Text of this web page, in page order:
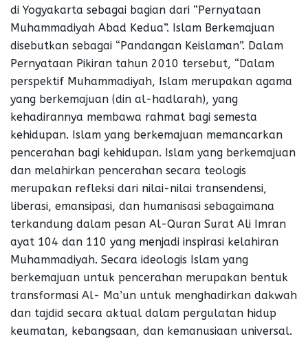
di Yogyakarta sebagai bagian dari “Pernyataan
Muhammadiyah Abad Kedua”. Islam Berkemajuan
disebutkan sebagai “Pandangan Keislaman”. Dalam
Pernyataan Pikiran tahun 2010 tersebut, “Dalam
perspektif Muhammadiyah, Islam merupakan agama
yang berkemajuan (din al-hadlarah), yang
kehadirannya membawa rahmat bagi semesta
kehidupan. Islam yang berkemajuan memancarkan
pencerahan bagi kehidupan. Islam yang berkemajuan
dan melahirkan pencerahan secara teologis
merupakan refleksi dari nilai-nilai transendensi,
liberasi, emansipasi, dan humanisasi sebagaimana
terkandung dalam pesan Al-Quran Surat Ali Imran
ayat 104 dan 110 yang menjadi inspirasi kelahiran
Muhammadiyah. Secara ideologis Islam yang
berkemajuan untuk pencerahan merupakan bentuk
transformasi Al- Ma’un untuk menghadirkan dakwah
dan tajdid secara aktual dalam pergulatan hidup
keumatan, kebangsaan, dan kemanusiaan universal.